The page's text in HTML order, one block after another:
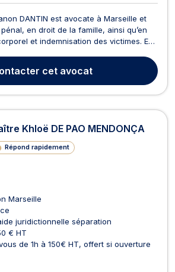
DANTIN est avocate à Marseille et
en droit de la famille, ainsi qu’en
et indemnisation des victimes. En
mis en cause ou victimes, dans le
pénale (rédaction de...
cet avocat
Khloë DE PAO MENDONÇA
Répond rapidement
Marseille
juridictionnelle séparation
€ HT
de 1h à 150€ HT, offert si ouverture